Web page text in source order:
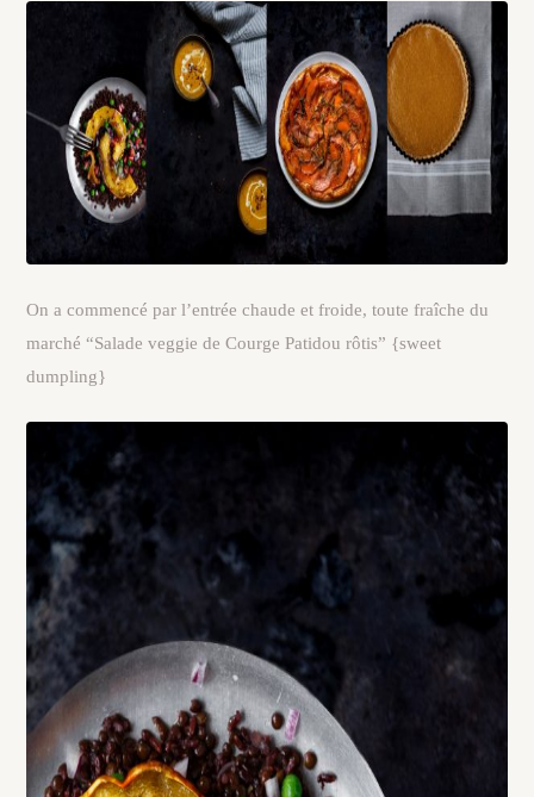
On a commencé par l’entrée chaude et froide, toute fraîche du
marché “Salade veggie de Courge Patidou rôtis” {sweet
dumpling}